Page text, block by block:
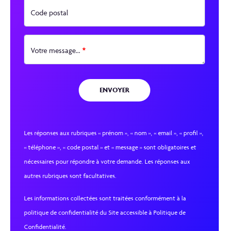
Code postal
Votre message... *
Les réponses aux rubriques « prénom », « nom », « email », « profil »,
« téléphone », « code postal » et « message » sont obligatoires et
nécessaires pour répondre à votre demande. Les réponses aux
autres rubriques sont facultatives.
Les informations collectées sont traitées conformément à la
politique de confidentialité du Site accessible à Politique de
Confidentialité.